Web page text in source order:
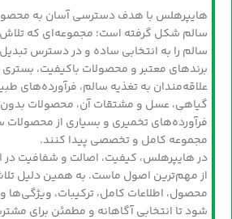
هایپرهلس با هدف دسترسی آسان به
سالم شکل گرفته است؛ مجموعه‌ای که
سالم را به انتخابی ساده و در دسترس تبدیل
برندهای معتبر و محصولات باکیفیت، بستری
علاقه‌مندان به تغذیه سالم، فرآورده‌های
گیاهی، عسل و مشتقات آن، محصولات بدون
فرآورده‌های تخمیری و بسیاری از محصولات
مجموعه کامل و تخصصی پیدا کنند.
در هایپرهلس، کیفیت، اصالت و شفافیت در
از مهم‌ترین اصول ماست. به همین دلیل
محصول، اطلاعات کامل، ترکیبات،
شود تا انتخابی آگاهانه و مطمئن برای